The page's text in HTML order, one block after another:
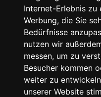
Internet-Erlebnis zu
Werbung, die Sie
Bedürfnisse
nutzen wir
messen, um zu
Besucher kommen
weiter zu
unserer Website